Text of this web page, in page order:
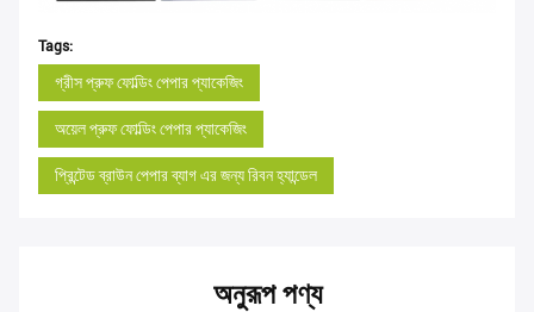
Tags:
গ্রীস প্রুফ ফোল্ডিং পেপার প্যাকেজিং
অয়েল প্রুফ ফোল্ডিং পেপার প্যাকেজিং
প্রিন্টেড ব্রাউন পেপার ব্যাগ এর জন্য রিবন হ্যান্ডেল
অনুরূপ পণ্য